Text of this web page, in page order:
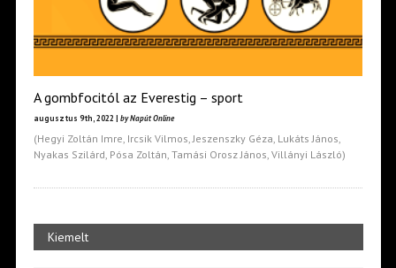
A gombfocitól az Everestig – sport
augusztus 9th, 2022 | by Napút Online
(Hegyi Zoltán Imre, Ircsik Vilmos, Jeszenszky Géza, Lukáts János,
Nyakas Szilárd, Pósa Zoltán, Tamási Orosz János, Villányi László)
Kiemelt